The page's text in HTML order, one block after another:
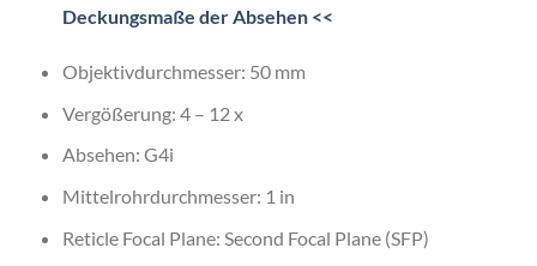
Deckungsmaße der Absehen <<
Objektivdurchmesser: 50 mm
Vergößerung: 4 – 12 x
Absehen: G4i
Mittelrohrdurchmesser: 1 in
Reticle Focal Plane: Second Focal Plane (SFP)